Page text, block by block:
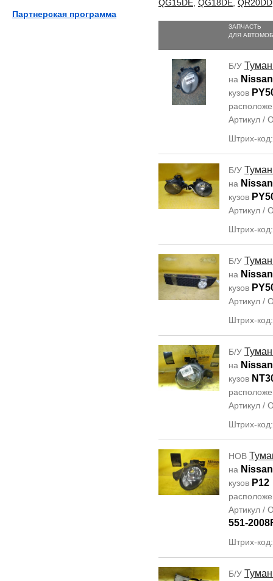
QG15DE QG18DE QR20DD
ЗАПЧАСТЬ
ДЛЯ
Б/У
на
кузов
Артикул /
Штрих-
Б/У
на
кузов
Артикул /
Штрих-
Б/У
на
кузов
Артикул /
Штрих-
Б/У
на
кузов
Артикул /
Штрих-
НОВ
на
кузов P12
Артикул /
551-
Штрих-
Б/У
Партнерская программа